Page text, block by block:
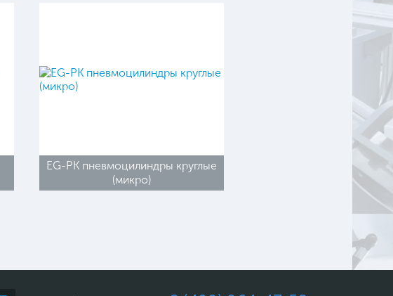
EG-PK пневмоцилиндры круглые
(микро)